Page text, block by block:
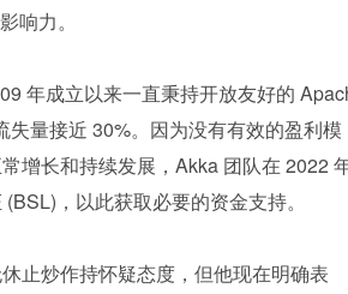
响力。
年成立以来一直秉持开放友好的
失量接近 30%。因为没有有效的盈利模
增长和持续发展，Akka 团队在 2022
，以此获取必要的资金支持。
止炒作持怀疑态度，但他现在明确表